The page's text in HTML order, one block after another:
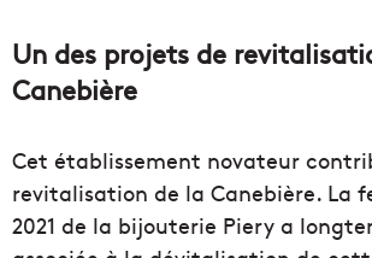
Un des projets de
Canebière
Cet établissement novateur
revitalisation de la Canebière. La
2021 de la bijouterie Piery a